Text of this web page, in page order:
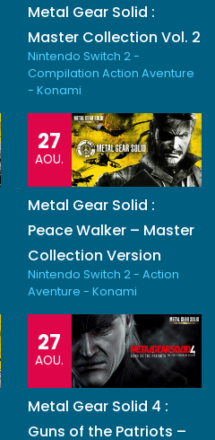
Metal Gear Solid :
Master Collection Vol. 2
Nintendo Switch 2 -
Compilation Action Aventure
- Konami
27
AOU.
Metal Gear Solid :
Peace Walker – Master
Collection Version
Nintendo Switch 2 - Action
Aventure - Konami
27
AOU.
Metal Gear Solid 4 :
Guns of the Patriots –